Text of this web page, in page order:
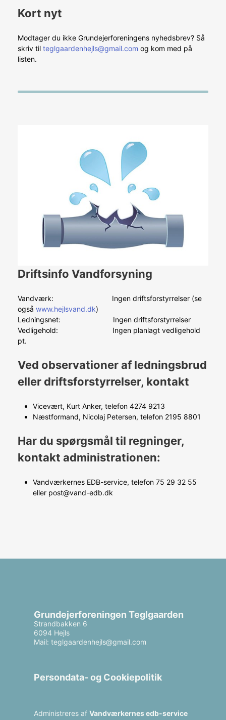
Kort nyt
Modtager du ikke Grundejerforeningens nyhedsbrev? Så
skriv til teglgaardenhejls@gmail.com og kom med på
listen.
Driftsinfo Vandforsyning
Vandværk: Ingen driftsforstyrrelser (se
også www.hejlsvand.dk)
Ledningsnet: Ingen driftsforstyrrelser
Vedligehold: Ingen planlagt vedligehold
pt.
Ved observationer af ledningsbrud
eller driftsforstyrrelser, kontakt
Vicevært, Kurt Anker, telefon 4274 9213
Næstformand, Nicolaj Petersen, telefon 2195 8801
Har du spørgsmål til regninger,
kontakt administrationen:
Vandværkernes EDB-service, telefon 75 29 32 55
eller post@vand-edb.dk
Grundejerforeningen Teglgaarden
Strandbakken 6
6094 Hejls
Mail: teglgaardenhejls@gmail.com
Persondata- og Cookiepolitik
Administreres af Vandværkernes edb-service